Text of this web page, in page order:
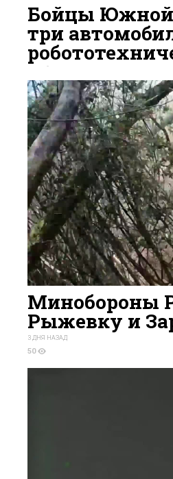
Бойцы Южной
три
67
Минобороны
Рыжевку и
3 ДНЯ НАЗАД
50